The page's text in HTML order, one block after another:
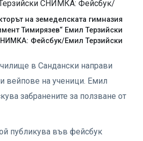
на земеделската гимназия
Тимирязев“ Емил Терзийски
Фейсбук/Емил Терзийски
в Сандански направи
вейпове на ученици. Емил
забранените за ползване от
публикува във фейсбук